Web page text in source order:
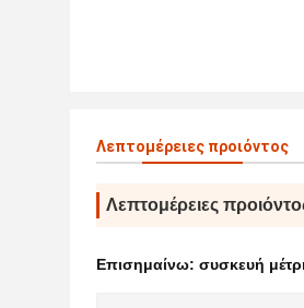
Λεπτομέρειες προιόντος
Λεπτομέρειες
Επισημαίνω: συσκευή